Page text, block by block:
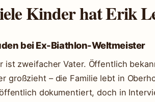
Kinder hat Erik
bei Ex-Biathlon-Weltmeister
ist zweifacher Vater. Öffentlich
großzieht – die Familie lebt in
dokumentiert, doch in